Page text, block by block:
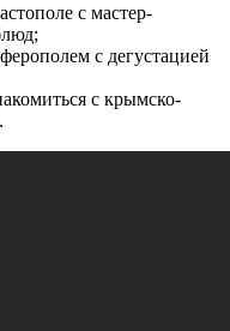
с мастер-
с дегустацией
с крымско-